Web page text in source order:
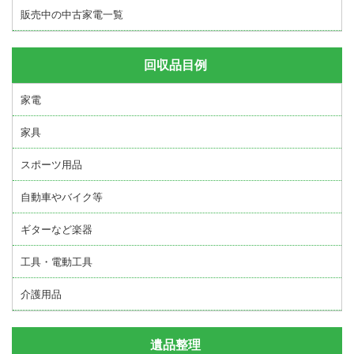
販売中の中古家電一覧
回収品目例
家電
家具
スポーツ用品
自動車やバイク等
ギターなど楽器
工具・電動工具
介護用品
遺品整理